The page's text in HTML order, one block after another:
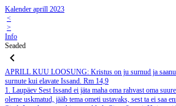
Kalender aprill 2023
<
>
Info
Seaded
APRILL KUU LOOSUNG: Kristus on ju surnud ja
surnute kui elavate Issand. Rm 14,9
1. Laupäev Sest Issand ei jäta maha oma rahvast oma
oleme uskmatud, jääb tema ometi ustavaks, sest ta ei saa